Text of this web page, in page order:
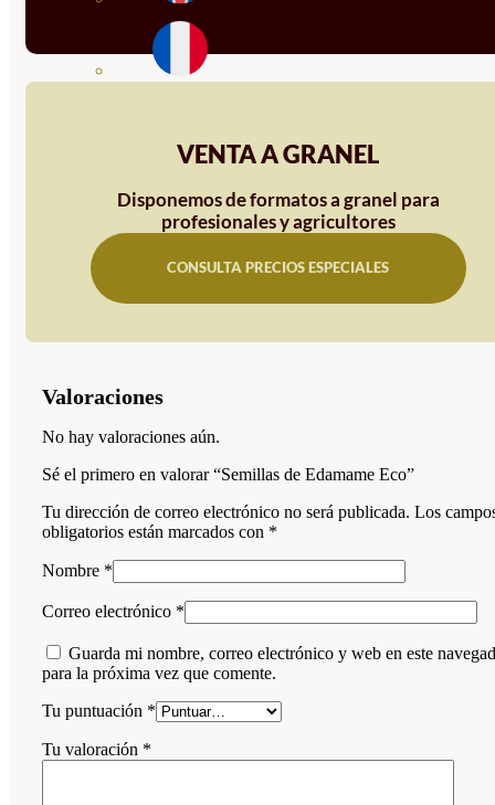
VENTA A GRANEL
Disponemos de formatos a granel para
profesionales y agricultores
CONSULTA PRECIOS ESPECIALES
Valoraciones
No hay valoraciones aún.
Sé el primero en valorar “Semillas de Edamame Eco”
Tu dirección de correo electrónico no será publicada. Los
obligatorios están marcados con *
Nombre *
Correo electrónico *
Guarda mi nombre, correo electrónico y web en este
para la próxima vez que comente.
Tu puntuación *
Tu valoración *